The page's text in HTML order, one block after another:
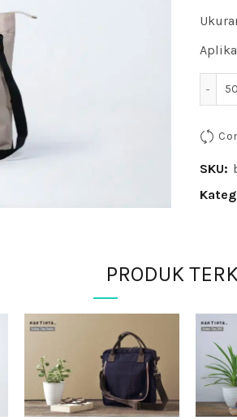
SKU:
Share
PRODUK